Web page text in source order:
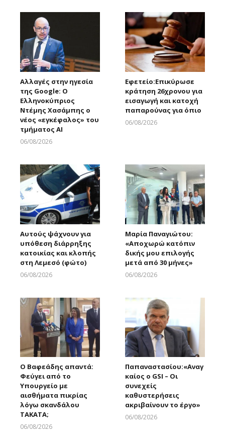
Αλλαγές στην ηγεσία
της Google: Ο
Ελληνοκύπριος
Ντέμης Χασάμπης ο
νέος «εγκέφαλος» του
τμήματος AI
06/08/2026
Εφετείο:Eπικύρωσε
κράτηση 26χρονου για
εισαγωγή και κατοχή
παπαρούνας για όπιο
06/08/2026
Αυτούς ψάχνουν για
υπόθεση διάρρηξης
κατοικίας και κλοπής
στη Λεμεσό (φώτο)
06/08/2026
Μαρία Παναγιώτου:
«Αποχωρώ κατόπιν
δικής μου επιλογής
μετά από 30 μήνες»
06/08/2026
Ο Βαφεάδης απαντά:
Φεύγει από το
Υπουργείο με
αισθήματα πικρίας
λόγω σκανδάλου
ΤΑΚΑΤΑ;
06/08/2026
Παπαναστασίου:«Αναγ
καίος ο GSI – Οι
συνεχείς
καθυστερήσεις
ακριβαίνουν το έργο»
06/08/2026